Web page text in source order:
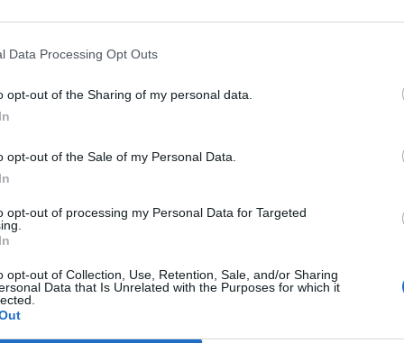
Data Processing Opt Outs
opt-out of the Sharing of my personal data.
opt-out of the Sale of my Personal Data.
opt-out of processing my Personal Data for Targeted
opt-out of Collection, Use, Retention, Sale, and/or Sharing
Data that Is Unrelated with the Purposes for which it
ed annuale, di 130 euro, è stata
di secondo livello, cioè aziendale o
tratta di una somma che si riferisca al
premio di risultato. È una formula
che quindi verrà ricontrattata di volta
Sei mesi in più di contratto. Sei mesi in
contrattuale. Questo l'allungamento
e competitività. Una commissione
la questione delle quote di
e precari nelle aziende, per